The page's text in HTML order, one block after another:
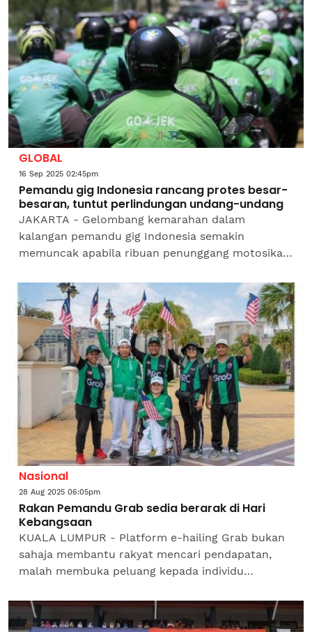
GLOBAL
16 Sep 2025 02:45pm
Pemandu gig Indonesia rancang protes besar-
besaran, tuntut perlindungan undang-undang
JAKARTA - Gelombang kemarahan dalam
kalangan pemandu gig Indonesia semakin
memuncak apabila ribuan penunggang motosikal
17 September ini bagi...
Nasional
28 Aug 2025 06:05pm
Rakan Pemandu Grab sedia berarak di Hari
Kebangsaan
KUALA LUMPUR - Platform e-hailing Grab bukan
sahaja membantu rakyat mencari pendapatan,
malah membuka peluang kepada individu
menyara keluarga dan...